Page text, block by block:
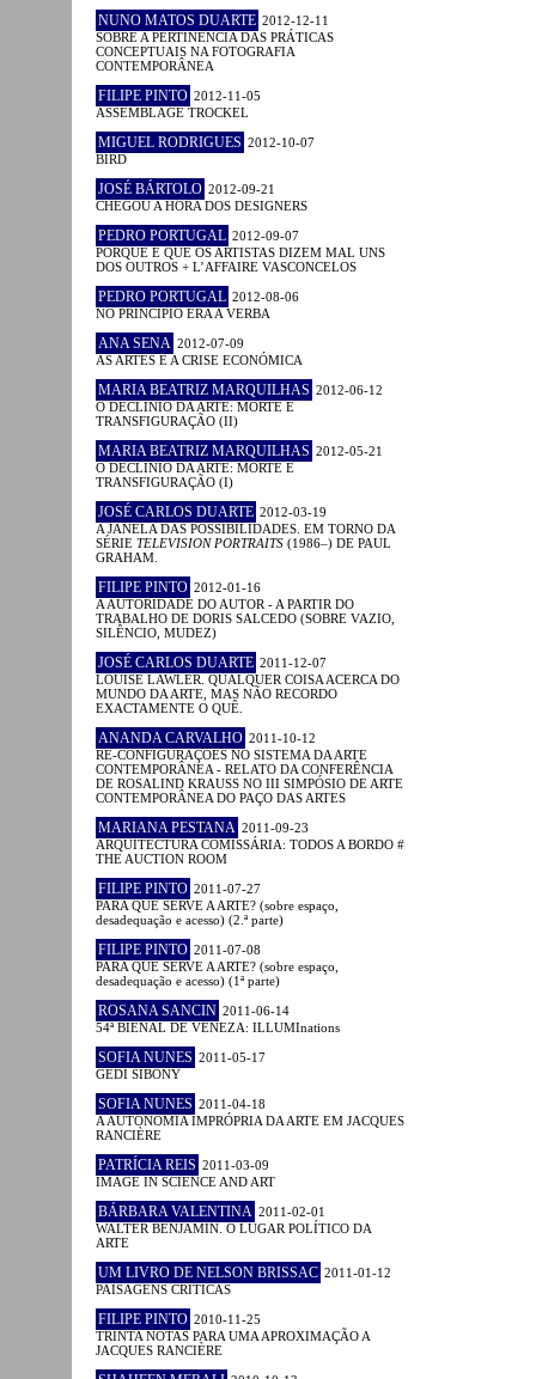
NUNO MATOS DUARTE 2012-12-11
SOBRE A PERTINÊNCIA DAS PRÁTICAS
CONCEPTUAIS NA FOTOGRAFIA
CONTEMPORÂNEA
FILIPE PINTO 2012-11-05
ASSEMBLAGE TROCKEL
MIGUEL RODRIGUES 2012-10-07
BIRD
JOSÉ BÁRTOLO 2012-09-21
CHEGOU A HORA DOS DESIGNERS
PEDRO PORTUGAL 2012-09-07
PORQUE É QUE OS ARTISTAS DIZEM MAL UNS
DOS OUTROS + L’AFFAIRE VASCONCELOS
PEDRO PORTUGAL 2012-08-06
NO PRINCÍPIO ERA A VERBA
ANA SENA 2012-07-09
AS ARTES E A CRISE ECONÓMICA
MARIA BEATRIZ MARQUILHAS 2012-06-12
O DECLÍNIO DA ARTE: MORTE E
TRANSFIGURAÇÃO (II)
MARIA BEATRIZ MARQUILHAS 2012-05-21
O DECLÍNIO DA ARTE: MORTE E
TRANSFIGURAÇÃO (I)
JOSÉ CARLOS DUARTE 2012-03-19
A JANELA DAS POSSIBILIDADES. EM TORNO DA
SÉRIE TELEVISION PORTRAITS (1986–) DE PAUL
GRAHAM.
FILIPE PINTO 2012-01-16
A AUTORIDADE DO AUTOR - A PARTIR DO
TRABALHO DE DORIS SALCEDO (SOBRE VAZIO,
SILÊNCIO, MUDEZ)
JOSÉ CARLOS DUARTE 2011-12-07
LOUISE LAWLER. QUALQUER COISA ACERCA DO
MUNDO DA ARTE, MAS NÃO RECORDO
EXACTAMENTE O QUÊ.
ANANDA CARVALHO 2011-10-12
RE-CONFIGURAÇÕES NO SISTEMA DA ARTE
CONTEMPORÂNEA - RELATO DA CONFERÊNCIA
DE ROSALIND KRAUSS NO III SIMPÓSIO DE ARTE
CONTEMPORÂNEA DO PAÇO DAS ARTES
MARIANA PESTANA 2011-09-23
ARQUITECTURA COMISSÁRIA: TODOS A BORDO #
THE AUCTION ROOM
FILIPE PINTO 2011-07-27
PARA QUE SERVE A ARTE? (sobre espaço,
desadequação e acesso) (2.ª parte)
FILIPE PINTO 2011-07-08
PARA QUE SERVE A ARTE? (sobre espaço,
desadequação e acesso) (1ª parte)
ROSANA SANCIN 2011-06-14
54ª BIENAL DE VENEZA: ILLUMInations
SOFIA NUNES 2011-05-17
GEDI SIBONY
SOFIA NUNES 2011-04-18
A AUTONOMIA IMPRÓPRIA DA ARTE EM JACQUES
RANCIÈRE
PATRÍCIA REIS 2011-03-09
IMAGE IN SCIENCE AND ART
BÁRBARA VALENTINA 2011-02-01
WALTER BENJAMIN. O LUGAR POLÍTICO DA
ARTE
UM LIVRO DE NELSON BRISSAC 2011-01-12
PAISAGENS CRÍTICAS
FILIPE PINTO 2010-11-25
TRINTA NOTAS PARA UMA APROXIMAÇÃO A
JACQUES RANCIÈRE